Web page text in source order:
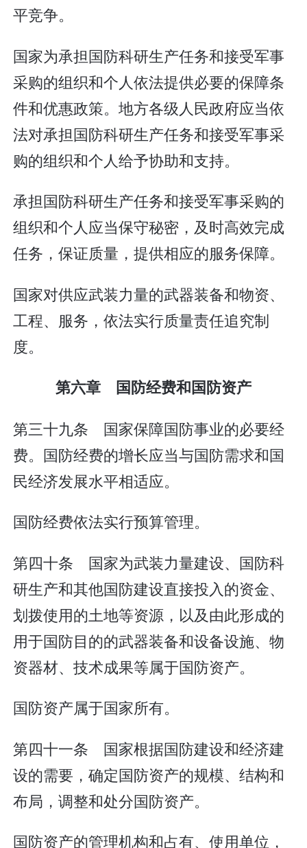
平竞争。
国家为承担国防科研生产任务和接受军事
采购的组织和个人依法提供必要的保障条
件和优惠政策。地方各级人民政府应当依
法对承担国防科研生产任务和接受军事采
购的组织和个人给予协助和支持。
承担国防科研生产任务和接受军事采购的
组织和个人应当保守秘密，及时高效完成
任务，保证质量，提供相应的服务保障。
国家对供应武装力量的武器装备和物资、
工程、服务，依法实行质量责任追究制
度。
第六章 国防经费和国防资产
第三十九条 国家保障国防事业的必要经
费。国防经费的增长应当与国防需求和国
民经济发展水平相适应。
国防经费依法实行预算管理。
第四十条 国家为武装力量建设、国防科
研生产和其他国防建设直接投入的资金、
划拨使用的土地等资源，以及由此形成的
用于国防目的的武器装备和设备设施、物
资器材、技术成果等属于国防资产。
国防资产属于国家所有。
第四十一条 国家根据国防建设和经济建
设的需要，确定国防资产的规模、结构和
布局，调整和处分国防资产。
国防资产的管理机构和占有、使用单位，